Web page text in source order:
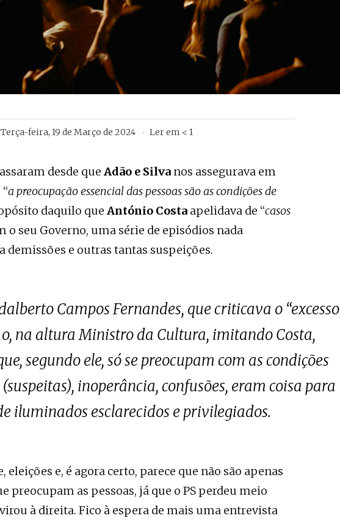
Terça-feira, 19 de Março de 2024 Ler em < 1
desde que Adão e Silvanos assegurava em
a preocupação essencial das pessoas são as condições de
daquilo que António Costaapelidava de “casos
o seu Governo, uma série de episódios nada
demissões e outras tantas suspeições.
Campos Fernandes, que criticava o “excesso
o, na altura Ministro da Cultura, imitando Costa,
segundo ele, só se preocupam com as condições
inoperância, confusões, eram coisa para
iluminados esclarecidos e privilegiados.
e, é agora certo, parece que não são apenas
preocupam as pessoas, já que o PS perdeu meio
à direita. Fico à espera de mais uma entrevista